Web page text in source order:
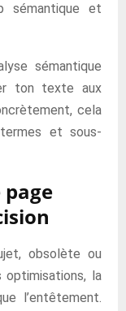
sémantique et
sémantique
ton texte aux
cela
et sous-
obsolète ou
optimisations, la
l’entêtement.